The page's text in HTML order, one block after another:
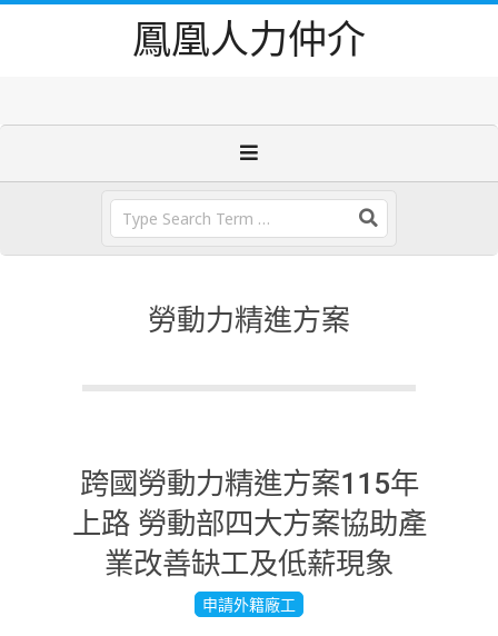
鳳凰人力仲介
勞動力精進方案
跨國勞動力精進方案115年
上路 勞動部四大方案協助產
業改善缺工及低薪現象
申請外籍廠工